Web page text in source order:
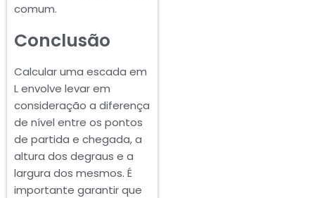
comum.
Conclusão
Calcular uma escada em
L envolve levar em
consideração a diferença
de nível entre os pontos
de partida e chegada, a
altura dos degraus e a
largura dos mesmos. É
importante garantir que